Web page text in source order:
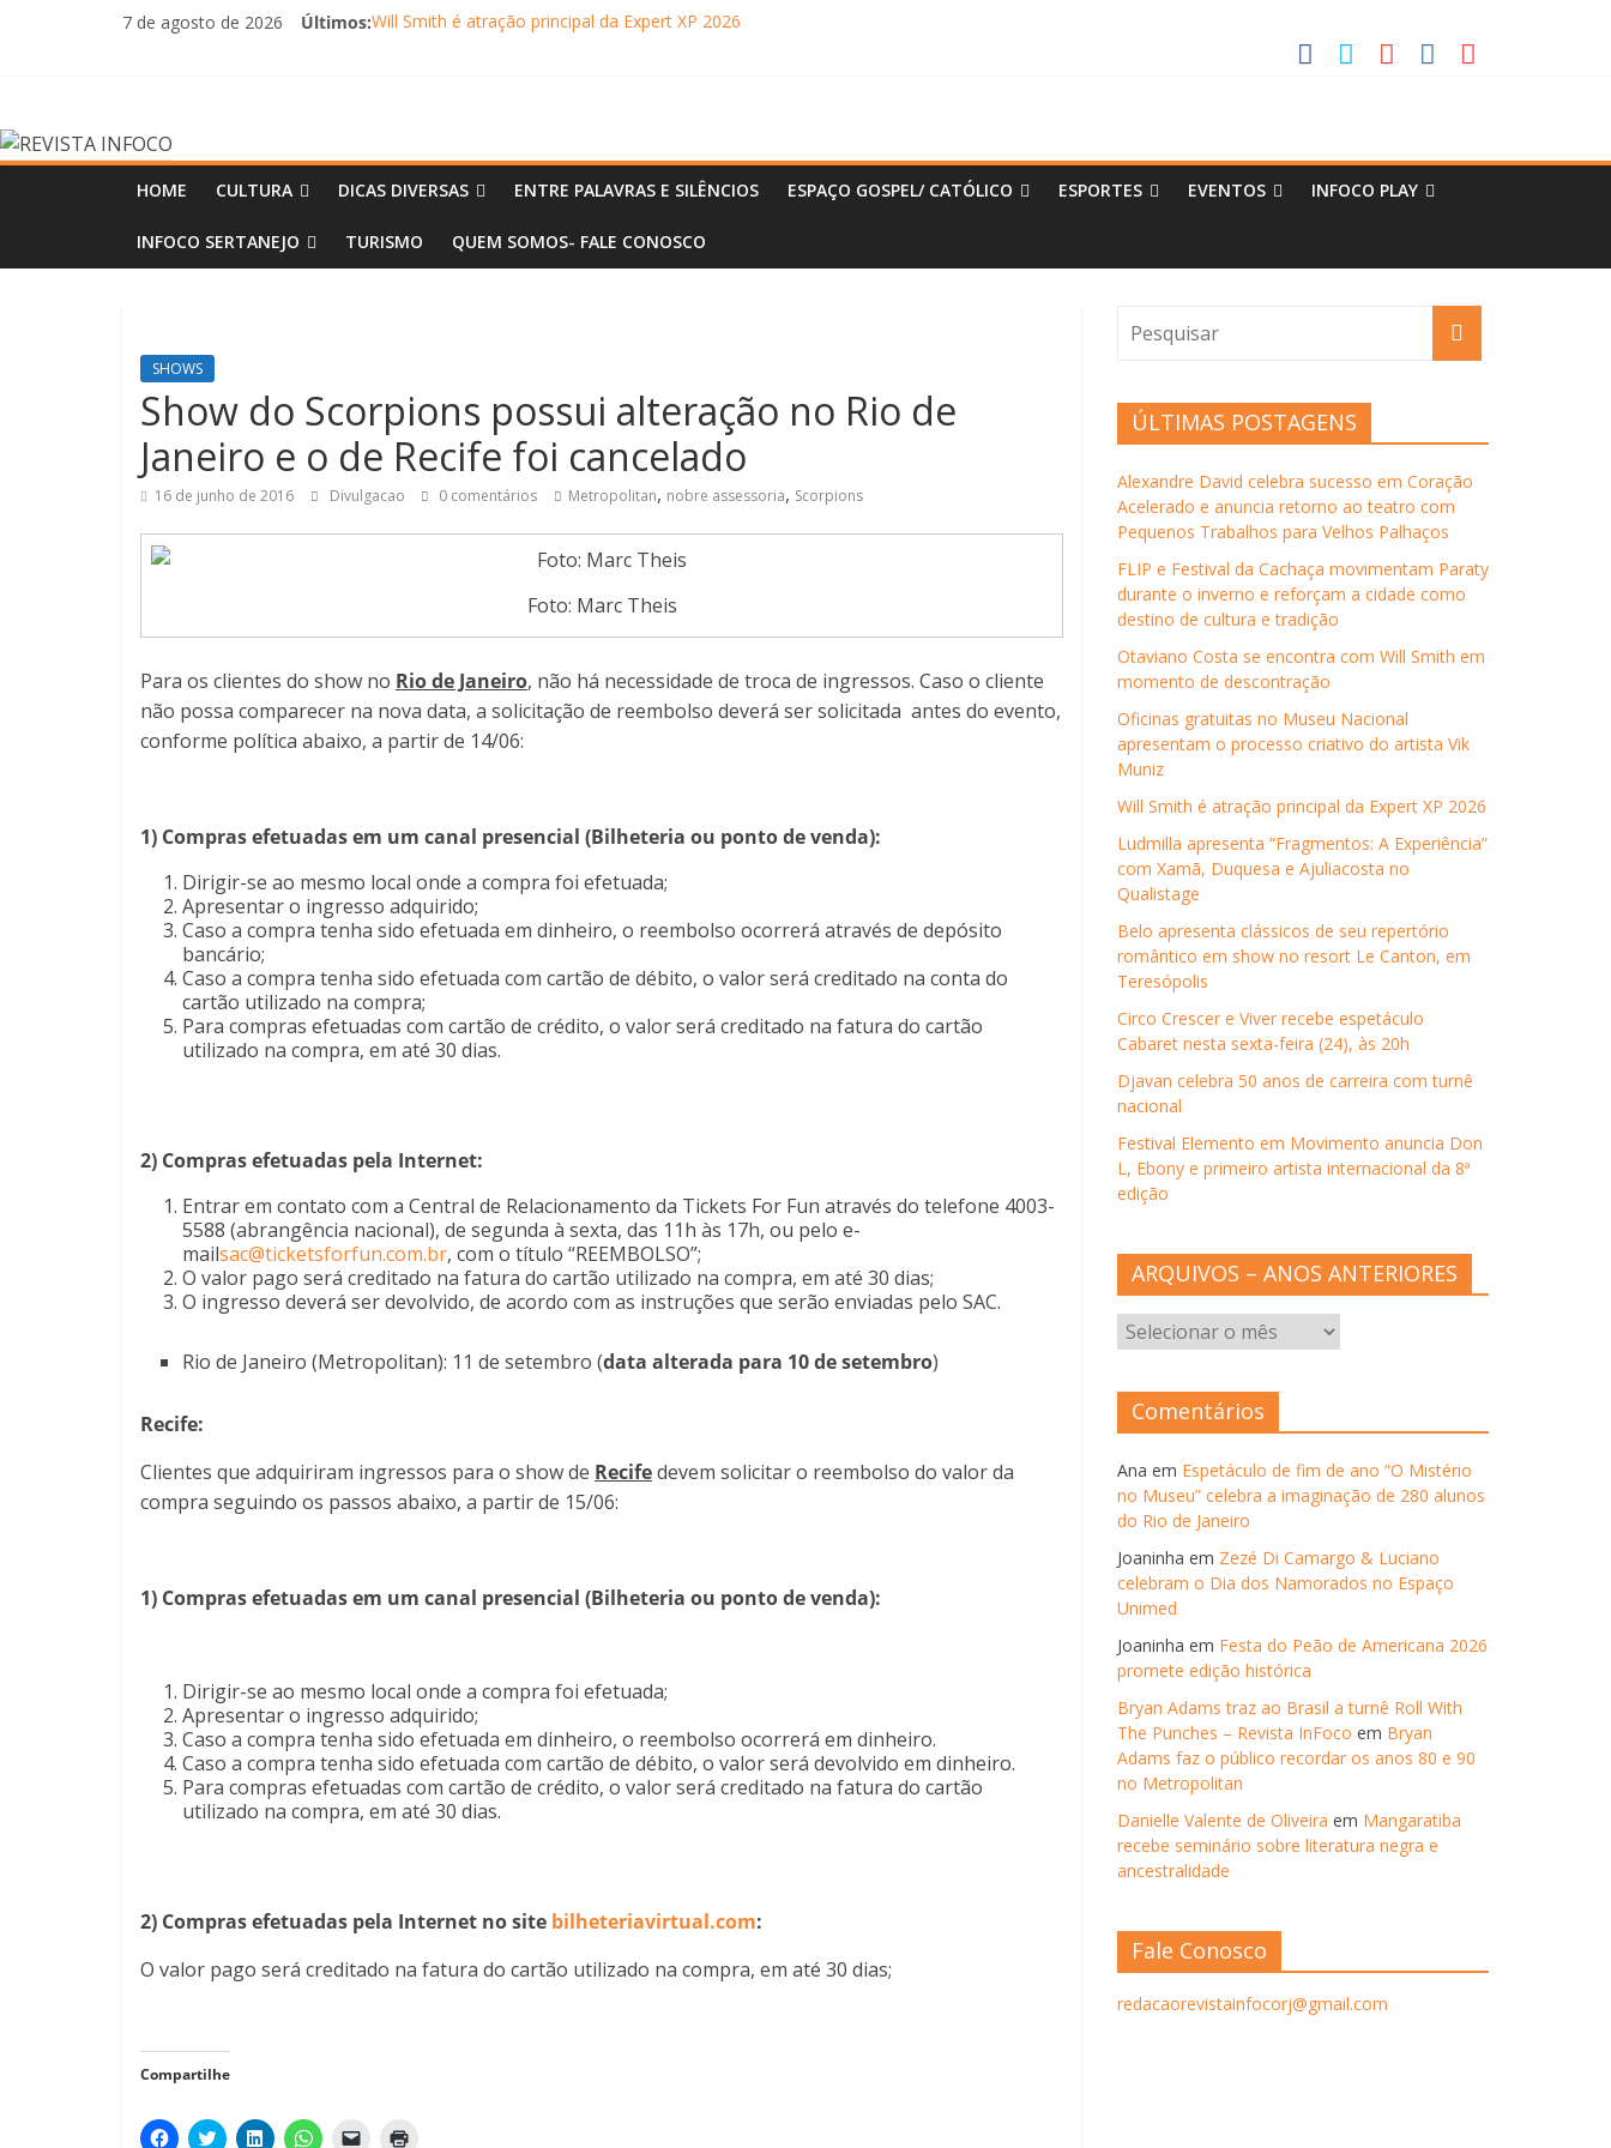
7 de agosto de 2026 Últimos:Will Smith é atração principal da Expert XP 2026
Alexandre David celebra sucesso em Coração Acelerado e anuncia retorno ao teatro com Pequenos Trabalhos para Velhos Palhaços
REVISTA
INFOCO
Revista
Eletrônica
HOME CULTURA DICAS DIVERSAS ENTRE PALAVRAS E SILÊNCIOS ESPAÇO GOSPEL/ CATÓLICO ESPORTES EVENTOS INFOCO PLAY
INFOCO SERTANEJO TURISMO QUEM SOMOS- FALE CONOSCO
SHOWS
Show do Scorpions possui alteração no Rio de
Janeiro e o de Recife foi cancelado
16 de junho de 2016 Divulgacao 0 comentários Metropolitan, nobre assessoria, Scorpions
Foto: Marc Theis
Para os clientes do show no Rio de Janeiro, não há necessidade de troca de ingressos. Caso o cliente
não possa comparecer na nova data, a solicitação de reembolso deverá ser solicitada antes do evento,
conforme política abaixo, a partir de 14/06:
1) Compras efetuadas em um canal presencial (Bilheteria ou ponto de venda):
Dirigir-se ao mesmo local onde a compra foi efetuada;
Apresentar o ingresso adquirido;
Caso a compra tenha sido efetuada em dinheiro, o reembolso ocorrerá através de depósito
bancário;
Caso a compra tenha sido efetuada com cartão de débito, o valor será creditado na conta do
cartão utilizado na compra;
Para compras efetuadas com cartão de crédito, o valor será creditado na fatura do cartão
utilizado na compra, em até 30 dias.
2) Compras efetuadas pela Internet:
Entrar em contato com a Central de Relacionamento da Tickets For Fun através do telefone 4003-
5588 (abrangência nacional), de segunda à sexta, das 11h às 17h, ou pelo e-
mailsac@ticketsforfun.com.br, com o título “REEMBOLSO”;
O valor pago será creditado na fatura do cartão utilizado na compra, em até 30 dias;
O ingresso deverá ser devolvido, de acordo com as instruções que serão enviadas pelo SAC.
Rio de Janeiro (Metropolitan): 11 de setembro (data alterada para 10 de setembro)
Recife:
Clientes que adquiriram ingressos para o show de Recifedevem solicitar o reembolso do valor da
compra seguindo os passos abaixo, a partir de 15/06:
1) Compras efetuadas em um canal presencial (Bilheteria ou ponto de venda):
Dirigir-se ao mesmo local onde a compra foi efetuada;
Apresentar o ingresso adquirido;
Caso a compra tenha sido efetuada em dinheiro, o reembolso ocorrerá em dinheiro.
Caso a compra tenha sido efetuada com cartão de débito, o valor será devolvido em dinheiro.
Para compras efetuadas com cartão de crédito, o valor será creditado na fatura do cartão
utilizado na compra, em até 30 dias.
2) Compras efetuadas pela Internet no site bilheteriavirtual.com:
O valor pago será creditado na fatura do cartão utilizado na compra, em até 30 dias;
Compartilhe
C C C C
ÚLTIMAS POSTAGENS
Alexandre David celebra sucesso em Coração
Acelerado e anuncia retorno ao teatro com
Pequenos Trabalhos para Velhos Palhaços
FLIP e Festival da Cachaça movimentam Paraty
durante o inverno e reforçam a cidade como
destino de cultura e tradição
Otaviano Costa se encontra com Will Smith em
momento de descontração
Oficinas gratuitas no Museu Nacional
apresentam o processo criativo do artista Vik
Muniz
Will Smith é atração principal da Expert XP 2026
Ludmilla apresenta “Fragmentos: A Experiência”
com Xamã, Duquesa e Ajuliacosta no
Qualistage
Belo apresenta clássicos de seu repertório
romântico em show no resort Le Canton, em
Teresópolis
Circo Crescer e Viver recebe espetáculo
Cabaret nesta sexta-feira (24), às 20h
Djavan celebra 50 anos de carreira com turnê
nacional
Festival Elemento em Movimento anuncia Don
L, Ebony e primeiro artista internacional da 8ª
edição
ARQUIVOS – ANOS ANTERIORES
ARQUIVOS
–
ANTERIORES
Comentários
Ana em Espetáculo de fim de ano “O Mistério
no Museu” celebra a imaginação de 280 alunos
do Rio de Janeiro
Joaninha em Zezé Di Camargo & Luciano
celebram o Dia dos Namorados no Espaço
Unimed
Joaninha em Festa do Peão de Americana 2026
promete edição histórica
Bryan Adams traz ao Brasil a turnê Roll With
The Punches – Revista InFoco em Bryan
Adams faz o público recordar os anos 80 e 90
no Metropolitan
Danielle Valente de Oliveira em Mangaratiba
recebe seminário sobre literatura negra e
ancestralidade
Fale Conosco
redacaorevistainfocorj@gmail.com